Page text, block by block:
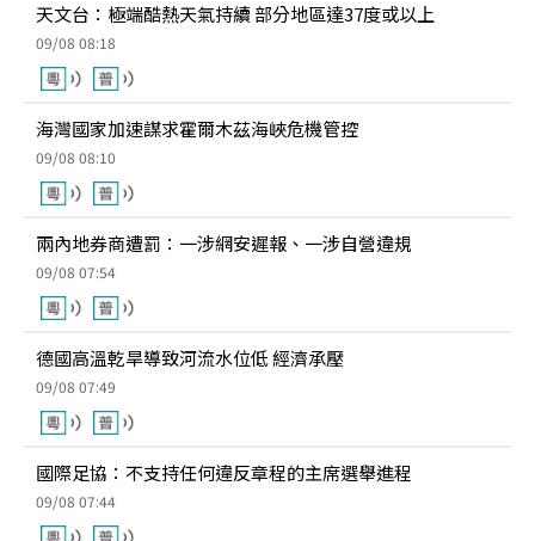
天文台：極端酷熱天氣持續 部分地區達37度或以上
09/08 08:18
海灣國家加速謀求霍爾木茲海峽危機管控
09/08 08:10
兩內地券商遭罰：一涉網安遲報、一涉自營違規
09/08 07:54
德國高溫乾旱導致河流水位低 經濟承壓
09/08 07:49
國際足協：不支持任何違反章程的主席選舉進程
09/08 07:44